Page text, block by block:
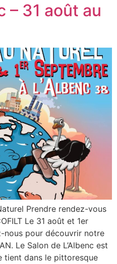
– 31 août au
Prendre rendez-vous
Le 31 août et 1er
nous pour découvrir notre
Le Salon de L’Albenc est
tient dans le pittoresque